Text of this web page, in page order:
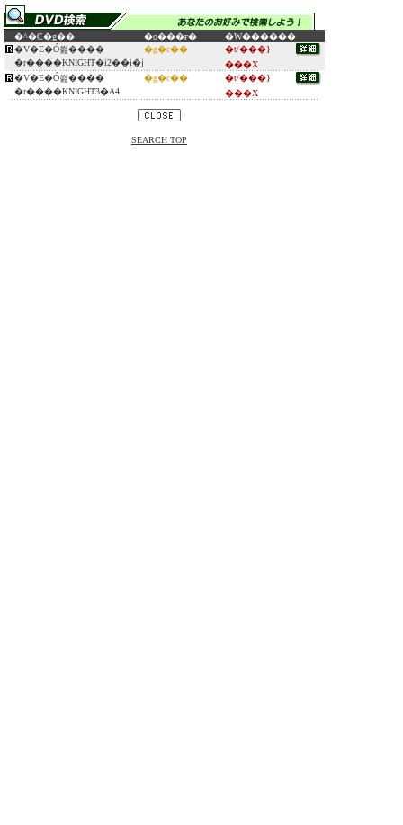
�^�C�g�� �o���ғ�
�W������
�V�E�Ó씚����
�r����KNIGHT�i2��i�j
�g�c��
�t/���}
���X
�V�E�Ó씚����
�r����KNIGHT3�A4
�g�c��
�t/���}
���X
SEARCH TOP